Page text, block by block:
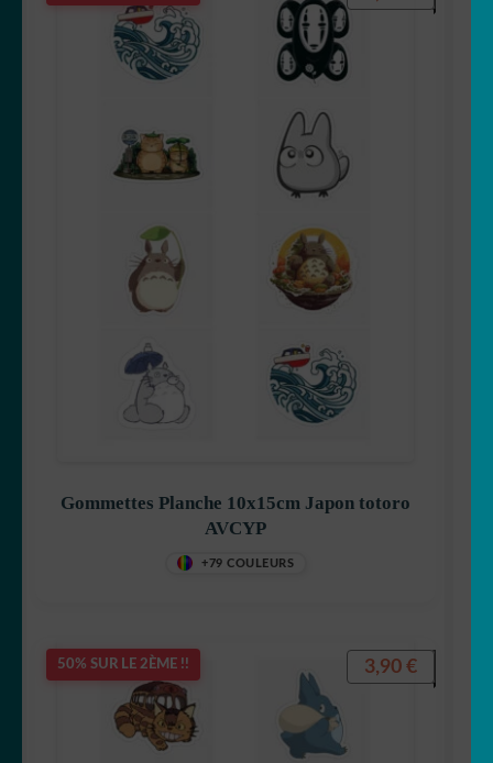
Gommettes Planche 10x15cm Japon totoro
AVCYP
+79 COULEURS
50% SUR LE 2ÈME !! 3,90 €